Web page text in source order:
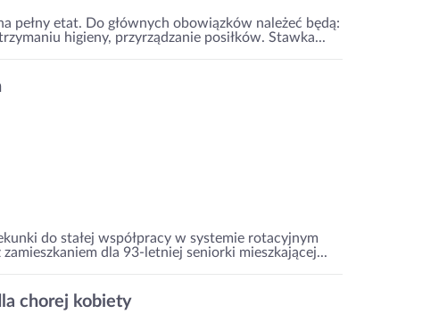
pełny etat. Do głównych obowiązków należeć będą:
higieny, przyrządzanie posiłków. Stawka...
do stałej współpracy w systemie rotacyjnym
dla 93-letniej seniorki mieszkającej...
chorej kobiety